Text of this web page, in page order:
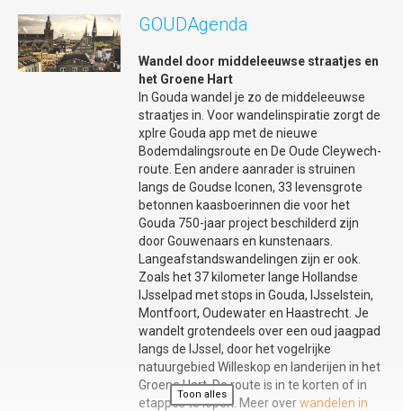
beschikbaar moeten zijn.
Aanmelden kan via deze link of u kunt een mail sturen
naarinfo@30juni1juli-gouda.nl
Zet in uw mail de volgende punten: uw naam; met hoeveel
personen u komt; welke dag(en) u erbij bent: 30 juni, 1 juli of
allebei; of u gezellig mee-eet op woensdag 1 juli (ja of nee)
Kom luisteren, herdenken, vieren en elkaar ontmoeten. Want
vrijheid vieren we samen!
info@30juni1juli-gouda.nl
https://30juni1juli-gouda.nl/keti-koti-2026/
https://5r27znb.momice.events/page/2253449
https://30juni1juli-gouda.nl/keti-koti-2026/
GOUDAgenda
Wandel door middeleeuwse straatjes en
het Groene Hart
In Gouda wandel je zo de middeleeuwse
straatjes in. Voor wandelinspiratie zorgt de
xplre Gouda app met de nieuwe
Bodemdalingsroute en De Oude Cleywech-
route. Een andere aanrader is struinen
langs de Goudse Iconen, 33 levensgrote
betonnen kaasboerinnen die voor het
Gouda 750-jaar project beschilderd zijn
door Gouwenaars en kunstenaars.
Langeafstandswandelingen zijn er ook.
Zoals het 37 kilometer lange Hollandse
IJsselpad met stops in Gouda, IJsselstein,
Montfoort, Oudewater en Haastrecht. Je
wandelt grotendeels over een oud jaagpad
langs de IJssel, door het vogelrijke
natuurgebied Willeskop en landerijen in het
Groene Hart. De route is in te korten of in
etappes te lopen. Meer overwandelen in
Toon alles